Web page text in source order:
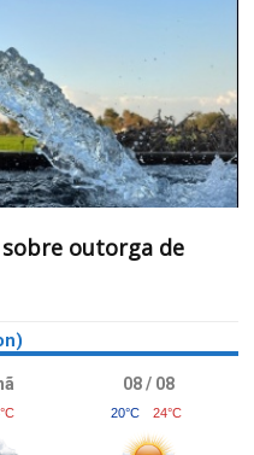
sobre outorga de
08 / 08
20°C 24°C